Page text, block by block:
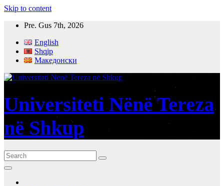
Skip to content
Pre. Gus 7th, 2026
English
Shqip
Македонски
Universiteti Nënë Tereza
në Shkup